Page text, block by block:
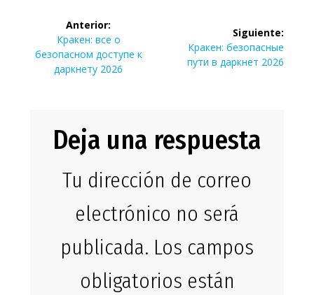
Navegación
de
entradas
Anterior:
Entrada
anterior:
Кракен: все о
безопасном доступе к
даркнету 2026
Siguiente:
Siguiente
entrada:
Кракен: безопасные
пути в даркнет 2026
Deja una respuesta
Tu dirección de correo
electrónico no será
publicada. Los campos
obligatorios están